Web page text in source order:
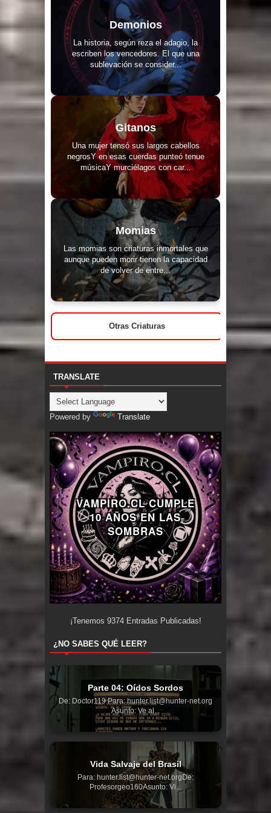
Demonios
La historia, según reza el adagio, la
escriben los vencedores. El que una
sublevación se consider...
Gitanos
Una mujer tensó sus largos cabellos
negrosY en esas cuerdas punteó tenue
músicaY murciélagos con car...
Momias
Las momias son criaturas inmortales que
aunque pueden morir tienen la capacidad
de volver de entre...
Otras Criaturas
TRANSLATE
Powered by Translate
VAMPIRO.CL CUMPLE
10 AÑOS EN LAS
SOMBRAS
¡Tenemos 9374Entradas Publicadas!
¿NO SABES QUÉ LEER?
Parte 04: Oídos Sordos
De: Doctor119 Para: hunter.list@hunter-net.org
Asunto: Ve al...
Vida Salvaje del Brasil
Para: hunter.list@hunter-net.orgDe:
Profesorgeo160Asunto: Vi...